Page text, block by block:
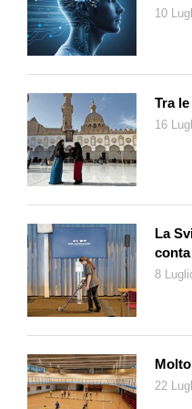
tratto lo raggiunse e gli disse
ho beccato!”. Ma guarda un
fossi tu».
Appena trentenne fa subito
che rappresenta una
guarda dritto negli occhi, e
irriverente con quella donna
all’erba. Ma Manet è un
dipinti ritraggono la vita e
all’architettura agli umili
La mostra milanese è divisa
amici: Émile Zola, ritratto
una copia di quell’Olympia
tempo, che incontrate sui
elogia in numerosi articoli,
forse amante dell’artista.
10
Tra
16
La
conta
8
22